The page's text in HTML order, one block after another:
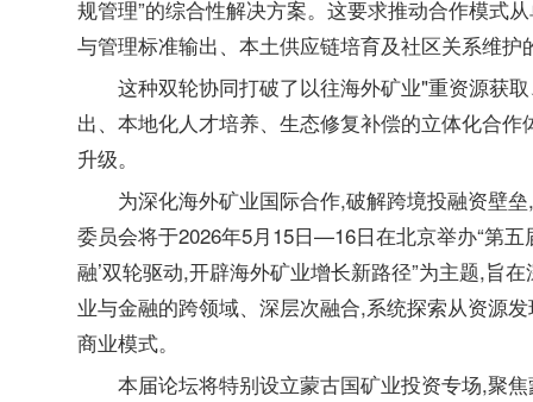
规管理”的综合性解决方案。这要求推动合作模式
与管理标准输出、本土供应链培育及社区关系维护
这种双轮协同打破了以往海外矿业"重资源获
出、本地化人才培养、生态修复补偿的立体化合
升级。
为深化海外矿业国际合作,破解跨境投融资壁
委员会将于2026年5月15日—16日在北京举办“第
融’双轮驱动,开辟海外矿业增长新路径”为主题,旨
业与金融的跨领域、深层次融合,系统探索从资源
商业模式。
本届论坛将特别设立蒙古国矿业投资专场,聚